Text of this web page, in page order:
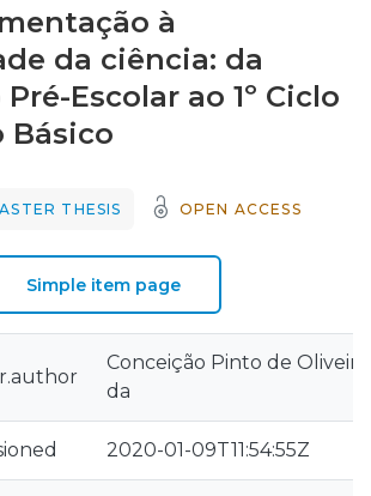
à
da ciência: da
Escolar ao 1º Ciclo
Básico
THESIS OPEN ACCESS
Simple item page
Conceição Pinto de
da
2020-01-09T11:54:55Z